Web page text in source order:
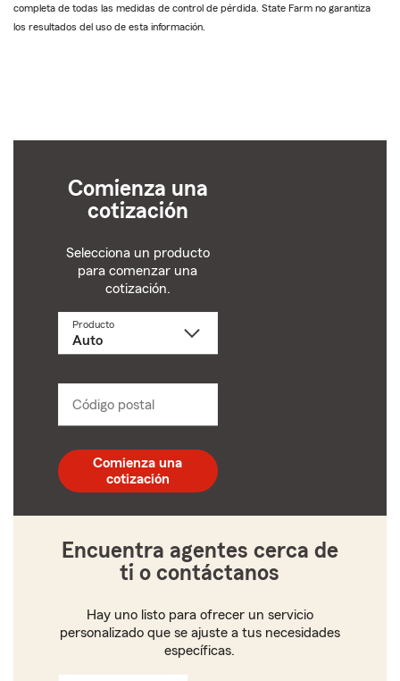
completa de todas las medidas de control de pérdida. State Farm no garantiza
los resultados del uso de esta información.
Comienza una
cotización
Selecciona un producto
para comenzar una
cotización.
ProductoSelecciona
Código postal
postal
de
5
Comienza una
cotización
Encuentra agentes cerca de
ti o contáctanos
Hay uno listo para ofrecer un servicio
personalizado que se ajuste a tus necesidades
específicas.